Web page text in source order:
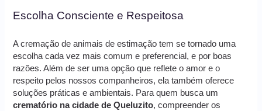
Escolha Consciente e Respeitosa
A cremação de animais de estimação tem se tornado uma
escolha cada vez mais comum e preferencial, e por boas
razões. Além de ser uma opção que reflete o amor e o
respeito pelos nossos companheiros, ela também oferece
soluções práticas e ambientais. Para quem busca um
crematório na cidade de Queluzito, compreender os